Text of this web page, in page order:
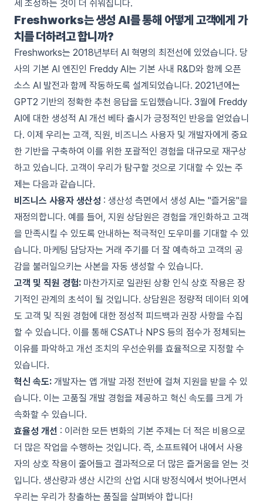
세 조정하는 것이 더 쉬워집니다.
Freshworks는 생성 AI를 통해 어떻게 고객에게 가
치를 더하려고 합니까?
Freshworks는 2018년부터 AI 혁명의 최전선에 있었습니다. 당
사의 기본 AI 엔진인 Freddy AI는 기본 사내 R&D와 함께 오픈
소스 AI 발전과 함께 작동하도록 설계되었습니다. 2021년에는
GPT2 기반의 정확한 추천 응답을 도입했습니다. 3월에 Freddy
AI에 대한 생성적 AI 개선 베타 출시가 긍정적인 반응을 얻었습니
다. 이제 우리는 고객, 직원, 비즈니스 사용자 및 개발자에게 중요
한 기반을 구축하여 이를 위한 포괄적인 경험을 대규모로 재구상
하고 있습니다. 고객이 우리가 탐구할 것으로 기대할 수 있는 주
제는 다음과 같습니다.
비즈니스 사용자 생산성 : 생산성 측면에서 생성 AI는 "즐거움"을
재정의합니다. 예를 들어, 지원 상담원은 경험을 개인화하고 고객
을 만족시킬 수 있도록 안내하는 적극적인 도우미를 기대할 수 있
습니다. 마케팅 담당자는 거래 주기를 더 잘 예측하고 고객의 공
감을 불러일으키는 사본을 자동 생성할 수 있습니다.
고객 및 직원 경험: 마찬가지로 일관된 상황 인식 상호 작용은 장
기적인 관계의 초석이 될 것입니다. 상담원은 정량적 데이터 외에
도 고객 및 직원 경험에 대한 정성적 피드백과 권장 사항을 수집
할 수 있습니다. 이를 통해 CSAT나 NPS 등의 점수가 정체되는
이유를 파악하고 개선 조치의 우선순위를 효율적으로 지정할 수
있습니다.
혁신 속도: 개발자는 앱 개발 과정 전반에 걸쳐 지원을 받을 수 있
습니다. 이는 고품질 개발 경험을 제공하고 혁신 속도를 크게 가
속화할 수 있습니다.
효율성 개선 : 이러한 모든 변화의 기본 주제는 더 적은 비용으로
더 많은 작업을 수행하는 것입니다. 즉, 소프트웨어 내에서 사용
자의 상호 작용이 줄어들고 결과적으로 더 많은 즐거움을 얻는 것
입니다. 생산량과 생산 시간의 산업 시대 방정식에서 벗어나면서
우리는 우리가 창출하는 품질을 살펴봐야 합니다!